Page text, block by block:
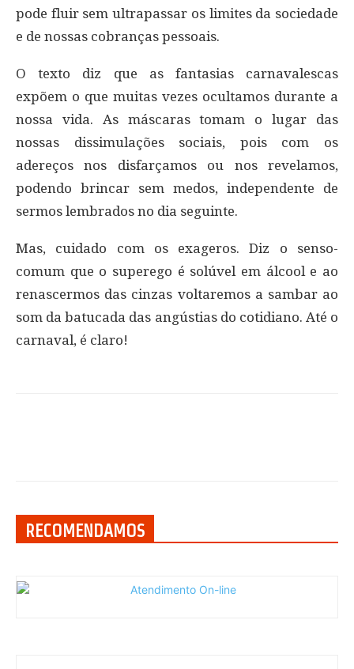
pode fluir sem ultrapassar os limites da sociedade
e de nossas cobranças pessoais.
O texto diz que as fantasias carnavalescas
expõem o que muitas vezes ocultamos durante a
nossa vida. As máscaras tomam o lugar das
nossas dissimulações sociais, pois com os
adereços nos disfarçamos ou nos revelamos,
podendo brincar sem medos, independente de
sermos lembrados no dia seguinte.
Mas, cuidado com os exageros. Diz o senso-
comum que o superego é solúvel em álcool e ao
renascermos das cinzas voltaremos a sambar ao
som da batucada das angústias do cotidiano. Até o
carnaval, é claro!
RECOMENDAMOS